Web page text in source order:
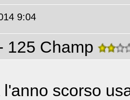
9:04
125 Champ
scorso